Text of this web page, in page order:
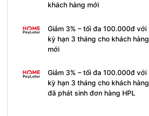
khách hàng mới
Giảm 3% – tối đa 100.000đ với
kỳ hạn 3 tháng cho khách hàng
mới
Giảm 3% – tối đa 100.000đ với
kỳ hạn 3 tháng cho khách hàng
đã phát sinh đơn hàng HPL